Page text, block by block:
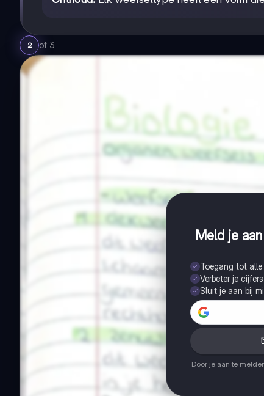
2 of 3
Meld je
Toegang tot
Verbeter je cijfers
Sluit je aan bij
Door je aan te